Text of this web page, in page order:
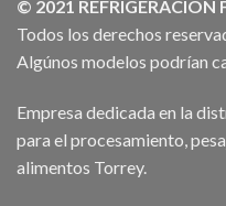
© 2021 REFRIGERACION
Todos los derechos
Algúnos modelos podrían
Empresa dedicada en la
para el procesamiento,
alimentos Torrey.